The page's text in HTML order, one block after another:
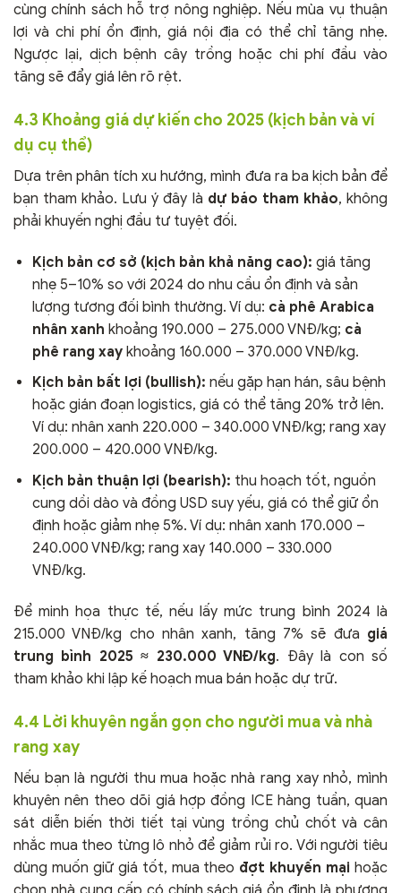
cùng chính sách hỗ trợ nông nghiệp. Nếu mùa vụ thuận
lợi và chi phí ổn định, giá nội địa có thể chỉ tăng nhẹ.
Ngược lại, dịch bệnh cây trồng hoặc chi phí đầu vào
tăng sẽ đẩy giá lên rõ rệt.
4.3 Khoảng giá dự kiến cho 2025 (kịch bản và ví
dụ cụ thể)
Dựa trên phân tích xu hướng, mình đưa ra ba kịch bản để
bạn tham khảo. Lưu ý đây là dự báo tham khảo, không
phải khuyến nghị đầu tư tuyệt đối.
Kịch bản cơ sở (kịch bản khả năng cao): giá tăng
nhẹ 5–10% so với 2024 do nhu cầu ổn định và sản
lượng tương đối bình thường. Ví dụ: cà phê Arabica
nhân xanh khoảng 190.000 – 275.000 VNĐ/kg; cà
phê rang xaykhoảng 160.000 – 370.000 VNĐ/kg.
Kịch bản bất lợi (bullish): nếu gặp hạn hán, sâu bệnh
hoặc gián đoạn logistics, giá có thể tăng 20% trở lên.
Ví dụ: nhân xanh 220.000 – 340.000 VNĐ/kg; rang xay
200.000 – 420.000 VNĐ/kg.
Kịch bản thuận lợi (bearish): thu hoạch tốt, nguồn
cung dồi dào và đồng USD suy yếu, giá có thể giữ ổn
định hoặc giảm nhẹ 5%. Ví dụ: nhân xanh 170.000 –
240.000 VNĐ/kg; rang xay 140.000 – 330.000
VNĐ/kg.
Để minh họa thực tế, nếu lấy mức trung bình 2024 là
215.000 VNĐ/kg cho nhân xanh, tăng 7% sẽ đưa giá
trung bình 2025 ≈ 230.000 VNĐ/kg. Đây là con số
tham khảo khi lập kế hoạch mua bán hoặc dự trữ.
4.4 Lời khuyên ngắn gọn cho người mua và nhà
rang xay
Nếu bạn là người thu mua hoặc nhà rang xay nhỏ, mình
khuyên nên theo dõi giá hợp đồng ICE hàng tuần, quan
sát diễn biến thời tiết tại vùng trồng chủ chốt và cân
nhắc mua theo từng lô nhỏ để giảm rủi ro. Với người tiêu
dùng muốn giữ giá tốt, mua theo đợt khuyến mại hoặc